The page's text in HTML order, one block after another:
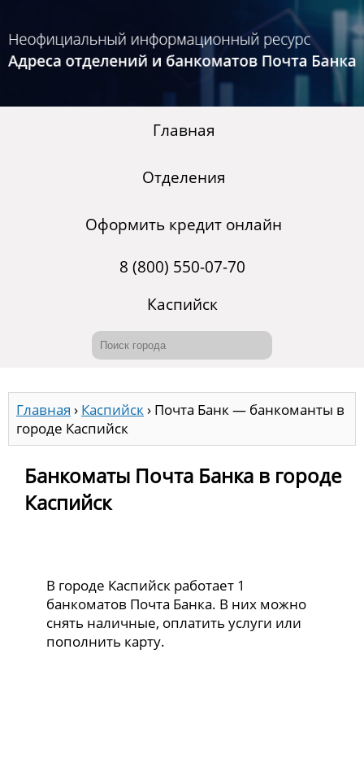
Главная
Отделения
Оформить кредит онлайн
8 (800) 550-07-70
Каспийск
Главная › Каспийск› Почта Банк — банкоманты в
городе Каспийск
Банкоматы Почта Банка в городе
Каспийск
В городе Каспийск работает 1
банкоматов Почта Банка. В них можно
снять наличные, оплатить услуги или
пополнить карту.